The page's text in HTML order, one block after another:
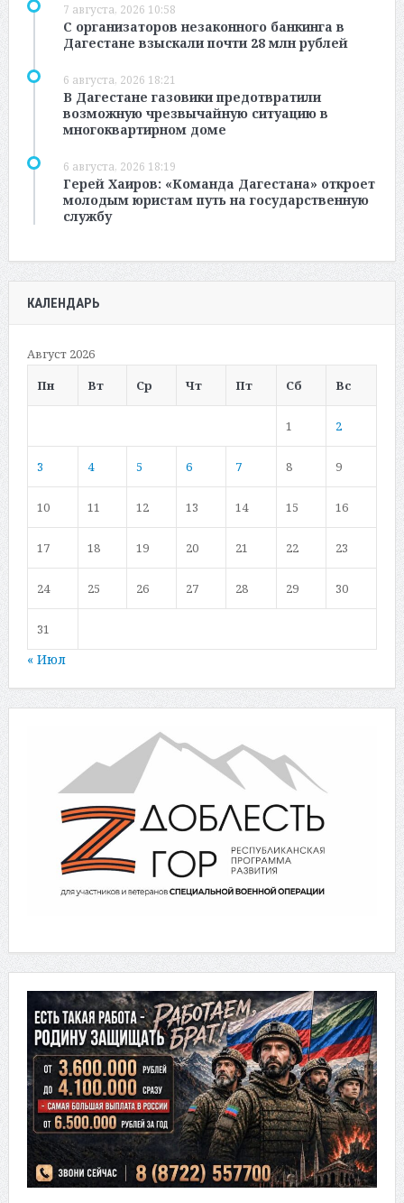
7 августа, 2026 10:58
С организаторов незаконного банкинга в
Дагестане взыскали почти 28 млн рублей
6 августа, 2026 18:21
В Дагестане газовики предотвратили
возможную чрезвычайную ситуацию в
многоквартирном доме
6 августа, 2026 18:19
Герей Хаиров: «Команда Дагестана» откроет
молодым юристам путь на государственную
службу
КАЛЕНДАРЬ
Август 2026
Пн
Вт Ср Чт Пт Сб Вс
1 2
3 4 5 6 7 8 9
10 11 12 13 14 15 16
17 18 19 20 21 22 23
24 25 26 27 28 29 30
31
« Июл